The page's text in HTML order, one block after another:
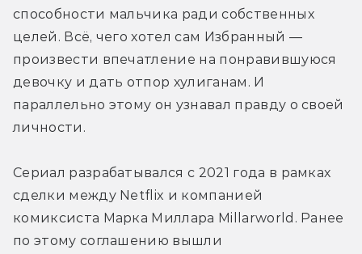
способности мальчика ради собственных
целей. Всё, чего хотел сам Избранный —
произвести впечатление на понравившуюся
девочку и дать отпор хулиганам. И
параллельно этому он узнавал правду о своей
личности.
Сериал разрабатывался с 2021 года в рамках
сделки между Netflix и компанией
комиксиста Марка Миллара Millarworld. Ранее
по этому соглашению вышли